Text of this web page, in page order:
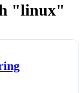
"linux"